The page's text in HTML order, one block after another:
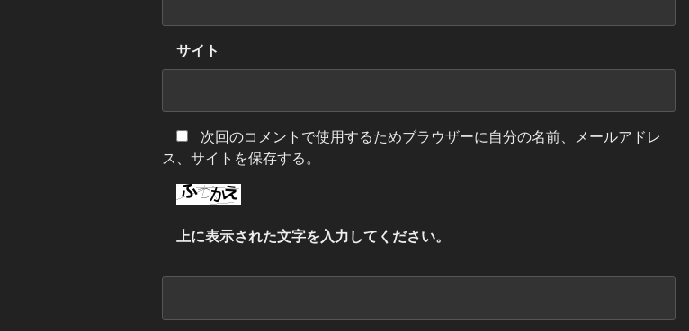
サイト
次回のコメントで使用するためブラウザーに自分の名前、メールアドレ
ス、サイトを保存する。
上に表示された文字を入力してください。